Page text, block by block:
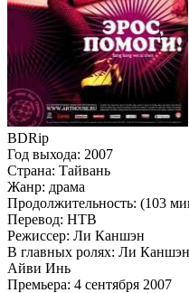
BDRip
Год выхода: 2007
Страна: Тайвань
Жанр: драма
Продолжительность: (103
Перевод: НТВ
Режиссер: Ли Каншэн
В главных ролях: Ли
Айви Инь
Премьера: 4 сентября 2007